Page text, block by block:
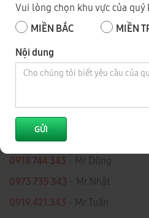
Vui lòng chọn khu vực của quý
MIỀN BẮC
MIỀN
Nội dung
GỬI
Số 343, Đường Điểu Xiển, Tổ 8,
Đồng Nai
0918 744 343 - Mr Dũng
0973 735 343 - Mr Nhật
0919.421.343 ​​​​​​ - Mr Tuấn